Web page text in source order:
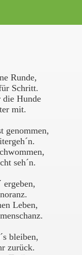
Runde,
Schritt.
die Hunde
mit.
genommen,
seh´n.
ergeben,
Leben,
bleiben,
zurück.